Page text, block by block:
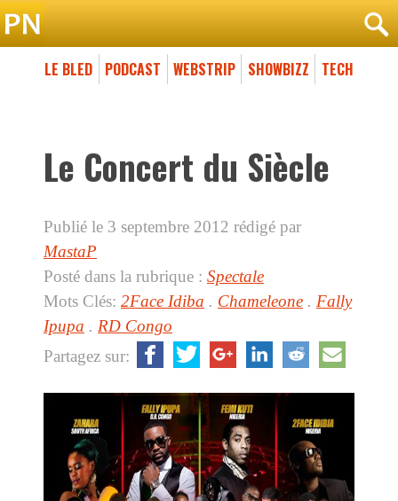
LE BLED PODCAST WEBSTRIP SHOWBIZZ TECH
Le Concert du Siècle
Publié le 3 septembre 2012 rédigé par
MastaP
Posté dans la rubrique : Spectale
Mots Clés: 2Face Idiba . Chameleone . Fally
Ipupa . RD Congo
Partagez sur: